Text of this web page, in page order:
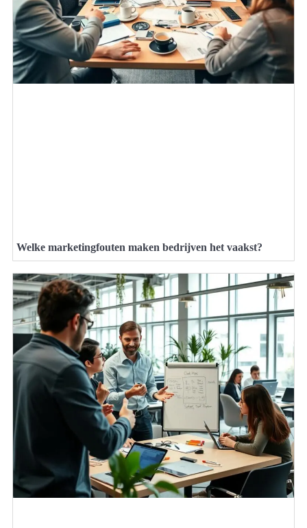
Welke marketingfouten maken bedrijven het vaakst?